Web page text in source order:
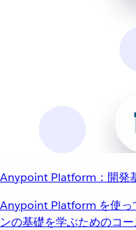
Anypoint Platform：開発
Anypoint Platform を使っ
ンの基礎を学ぶためのコー